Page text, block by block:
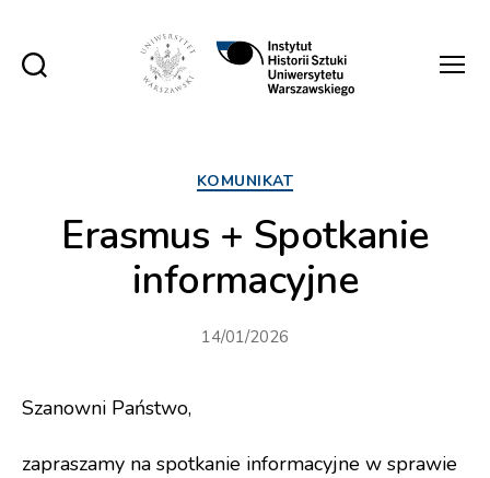
UW
Kategorie
KOMUNIKAT
Erasmus + Spotkanie
informacyjne
14/01/2026
Szanowni Państwo,
zapraszamy na spotkanie informacyjne w sprawie